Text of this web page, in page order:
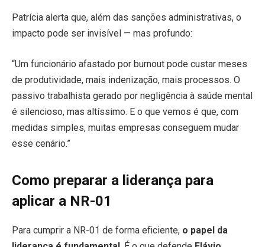
Patrícia alerta que, além das sanções administrativas, o
impacto pode ser invisível — mas profundo:
“Um funcionário afastado por burnout pode custar meses
de produtividade, mais indenização, mais processos. O
passivo trabalhista gerado por negligência à saúde mental
é silencioso, mas altíssimo. E o que vemos é que, com
medidas simples, muitas empresas conseguem mudar
esse cenário.”
Como preparar a liderança para
aplicar a NR-01
Para cumprir a NR-01 de forma eficiente, o papel da